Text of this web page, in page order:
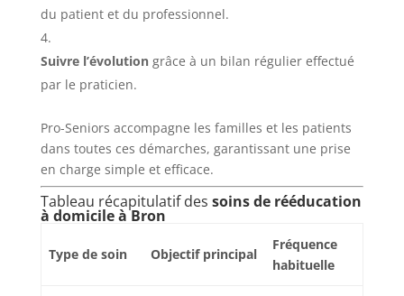
du patient et du professionnel.
Suivre l’évolutiongrâce à un bilan régulier effectué
par le praticien.
Pro-Seniors accompagne les familles et les patients
dans toutes ces démarches, garantissant une prise
en charge simple et efficace.
Tableau récapitulatif des soins de rééducation
à domicile à Bron
Type de soin Objectif principal
Fréquence
habituelle